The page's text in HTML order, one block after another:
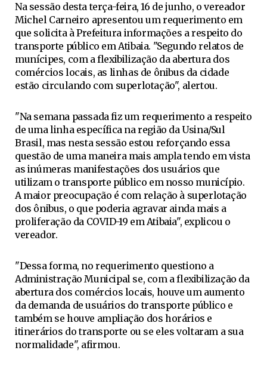
Na sessão desta terça-feira, 16 de junho, o vereador
Michel Carneiro apresentou um requerimento em
que solicita à Prefeitura informações a respeito do
transporte público em Atibaia. "Segundo relatos de
munícipes, com a flexibilização da abertura dos
comércios locais, as linhas de ônibus da cidade
estão circulando com superlotação", alertou.
"Na semana passada fiz um requerimento a respeito
de uma linha específica na região da Usina/Sul
Brasil, mas nesta sessão estou reforçando essa
questão de uma maneira mais ampla tendo em vista
as inúmeras manifestações dos usuários que
utilizam o transporte público em nosso município.
A maior preocupação é com relação à superlotação
dos ônibus, o que poderia agravar ainda mais a
proliferação da COVID-19 em Atibaia", explicou o
vereador.
"Dessa forma, no requerimento questiono a
Administração Municipal se, com a flexibilização da
abertura dos comércios locais, houve um aumento
da demanda de usuários do transporte público e
também se houve ampliação dos horários e
itinerários do transporte ou se eles voltaram a sua
normalidade", afirmou.